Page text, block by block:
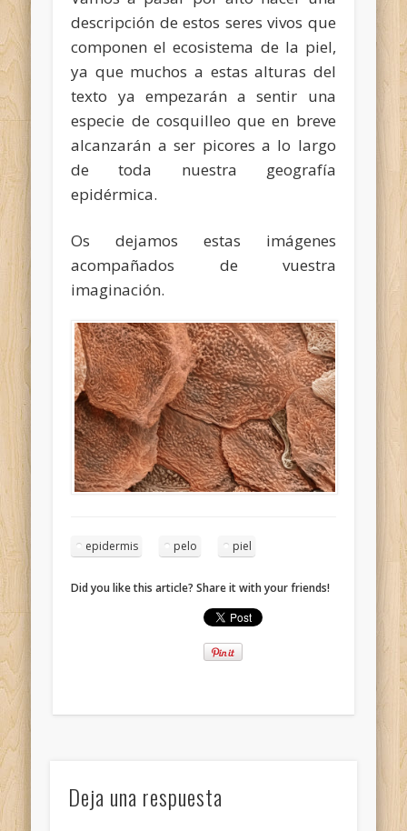
descripción de estos seres vivos que
componen el ecosistema de la piel,
ya que muchos a estas alturas del
texto ya empezarán a sentir una
especie de cosquilleo que en breve
alcanzarán a ser picores a lo largo
de toda nuestra geografía
epidérmica.
Os dejamos estas imágenes
acompañados de vuestra
imaginación.
epidermis pelo piel
Did you like this article? Share it with your friends!
Deja una respuesta